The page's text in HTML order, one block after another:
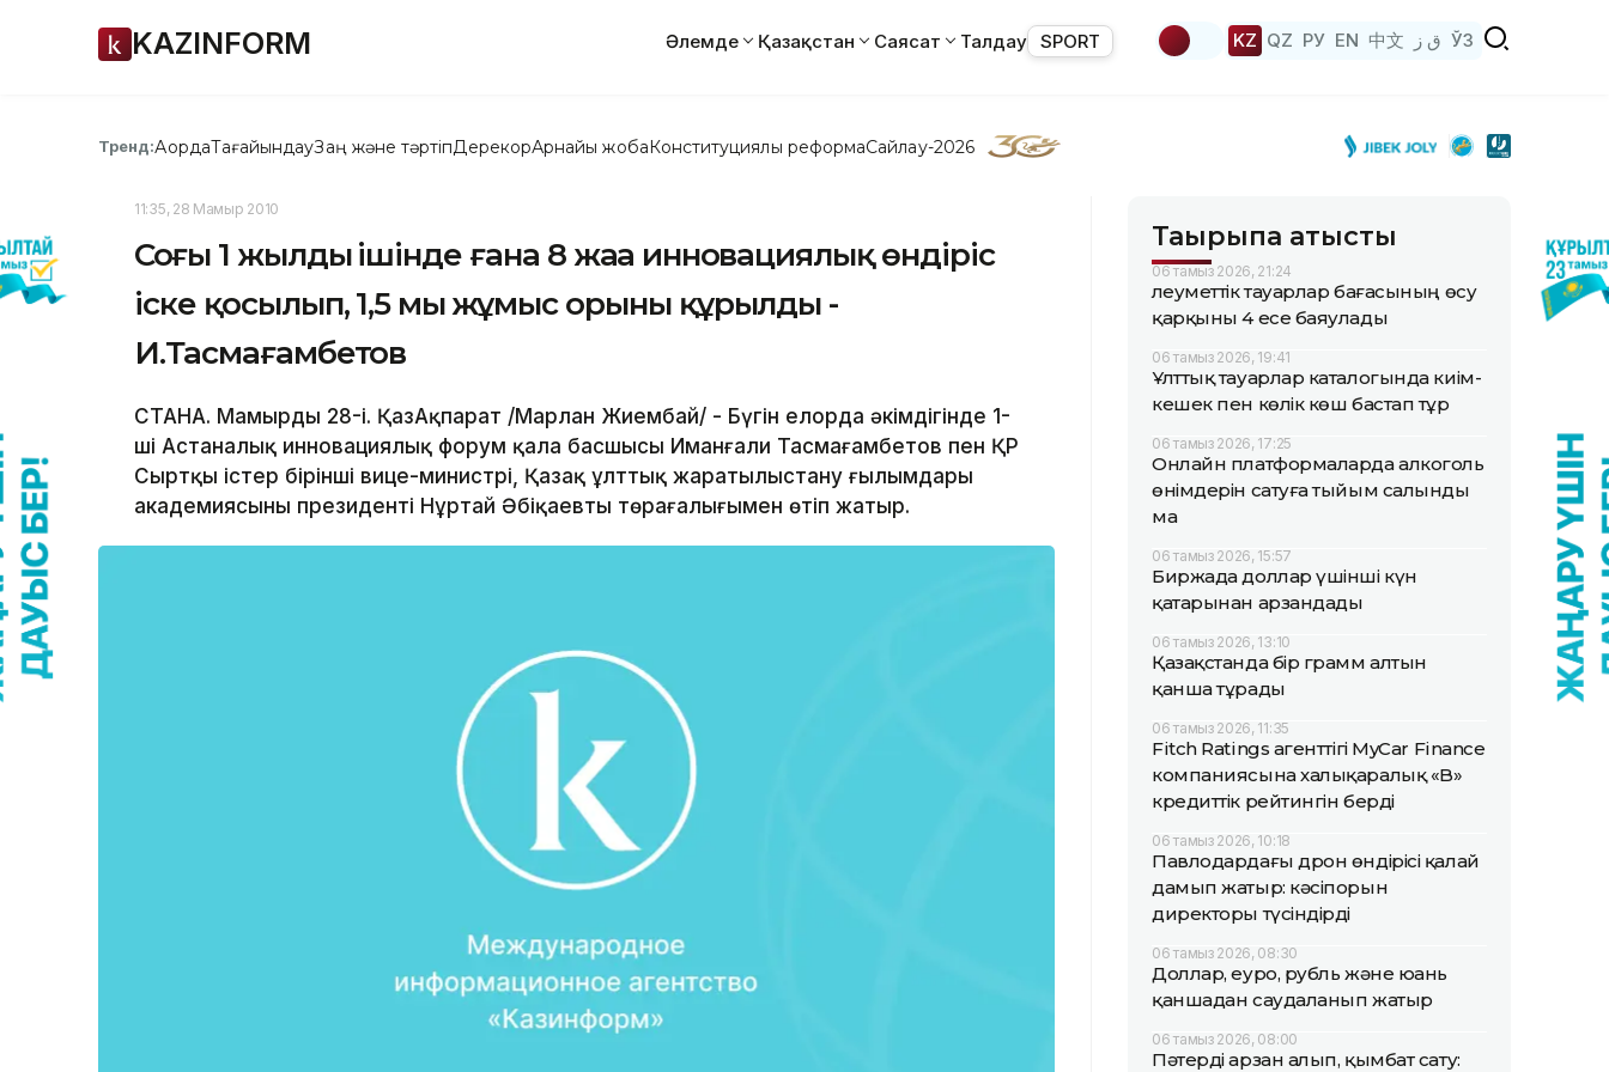
KAZINFORM Әлемде Қазақстан Саясат Талдау SPORT KZ QZ РУ EN 中文 ق ز ЎЗ
Тренд:АқордаТағайындауЗаң және тәртіпДерекқорАрнайы жобаКонституциялық реформаСайлау-2026
11:35, 28 Мамыр 2010
Соңғы 1 жылдың ішінде ғана 8 жаңа инновациялық өндіріс
іске қосылып, 1,5 мың жұмыс орыны құрылды -
И.Тасмағамбетов
СТАНА. Мамырдың 28-і. ҚазАқпарат /Марлан Жиембай/ - Бүгін елорда әкімдігінде 1-
ші Астаналық инновациялық форум қала басшысы Иманғали Тасмағамбетов пен ҚР
Сыртқы істер бірінші вице-министрі, Қазақ ұлттық жаратылыстану ғылымдары
академиясының президенті Нұртай Әбіқаевтың төрағалығымен өтіп жатыр.
Тақырыпқа қатысты
06 тамыз 2026, 21:24
Әлеуметтік тауарлар бағасының өсу
қарқыны 4 есе баяулады
06 тамыз 2026, 19:41
Ұлттық тауарлар каталогында киім-
кешек пен көлік көш бастап тұр
06 тамыз 2026, 17:25
Онлайн платформаларда алкоголь
өнімдерін сатуға тыйым салынды
ма
06 тамыз 2026, 15:57
Биржада доллар үшінші күн
қатарынан арзандады
06 тамыз 2026, 13:10
Қазақстанда бір грамм алтын
қанша тұрады
06 тамыз 2026, 11:35
Fitch Ratings агенттігі MyCar Finance
компаниясына халықаралық «B»
кредиттік рейтингін берді
06 тамыз 2026, 10:18
Павлодардағы дрон өндірісі қалай
дамып жатыр: кәсіпорын
директоры түсіндірді
06 тамыз 2026, 08:30
Доллар, еуро, рубль және юань
қаншадан саудаланып жатыр
06 тамыз 2026, 08:00
Пәтерді арзан алып, қымбат сату: